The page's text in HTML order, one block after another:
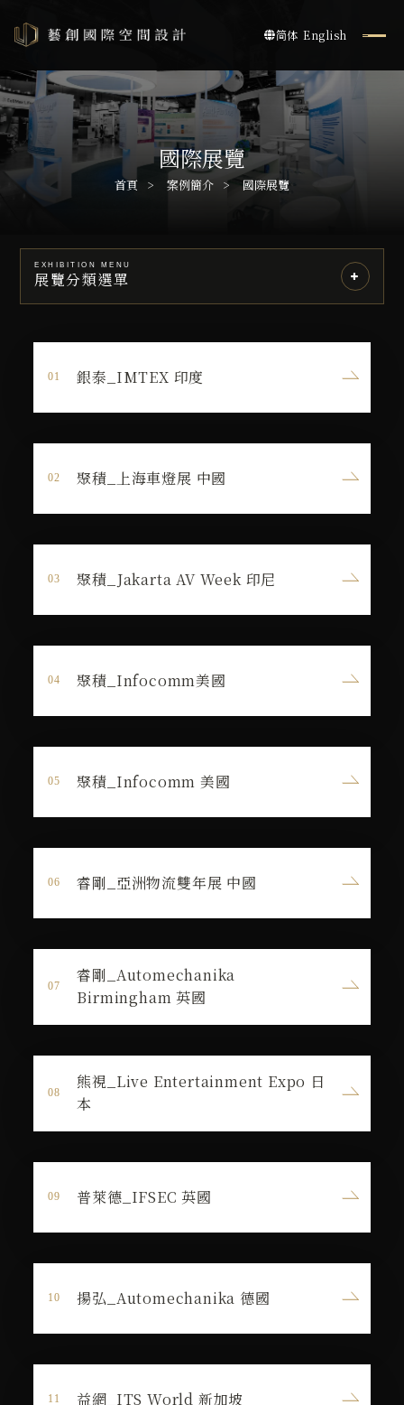
简体 English
國際展覽
首頁 案例簡介 國際展覽
EXHIBITION MENU
展覽分類選單
銀泰_IMTEX 印度
聚積_上海車燈展 中國
聚積_Jakarta AV Week 印尼
聚積_Infocomm美國
聚積_Infocomm 美國
睿剛_亞洲物流雙年展 中國
睿剛_Automechanika
Birmingham 英國
熊視_Live Entertainment Expo 日
本
普萊德_IFSEC 英國
揚弘_Automechanika 德國
益網_ITS World 新加坡